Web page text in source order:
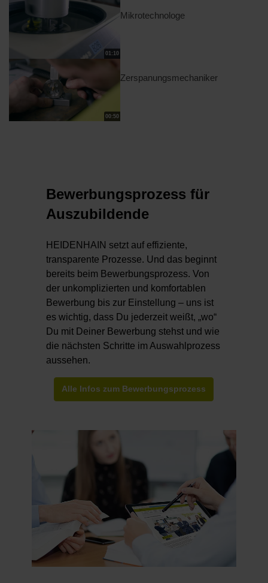
01:10
Mikrotechnologe
00:50
Zerspanungsmechaniker
Bewerbungsprozess für
Auszubildende
HEIDENHAIN setzt auf effiziente,
transparente Prozesse. Und das beginnt
bereits beim Bewerbungsprozess. Von
der unkomplizierten und komfortablen
Bewerbung bis zur Einstellung – uns ist
es wichtig, dass Du jederzeit weißt, „wo“
Du mit Deiner Bewerbung stehst und wie
die nächsten Schritte im Auswahlprozess
aussehen.
Alle Infos zum Bewerbungsprozess